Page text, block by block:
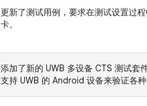
更新了测试用例，要求在测试设置过
卡。
添加了新的 UWB 多设备 CTS 测试套
支持 UWB 的 Android 设备来验证各种